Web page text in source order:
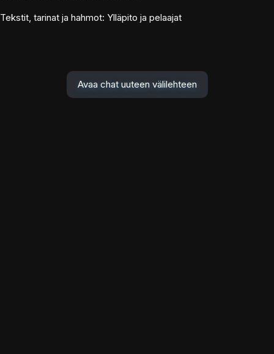
Tekstit, tarinat ja hahmot: Ylläpito ja pelaajat
Avaa chat uuteen välilehteen